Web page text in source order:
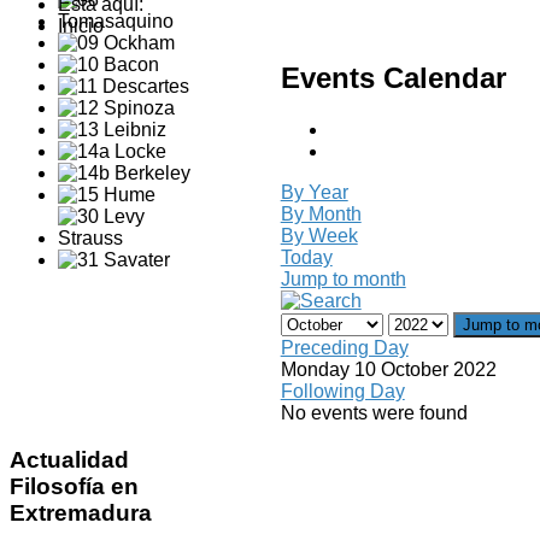
Está aquí:
Inicio
Events Calendar
By Year
By Month
By Week
Today
Jump to month
Jump to
Preceding Day
Monday 10 October 2022
Following Day
No events were found
Actualidad
Filosofía en
Extremadura